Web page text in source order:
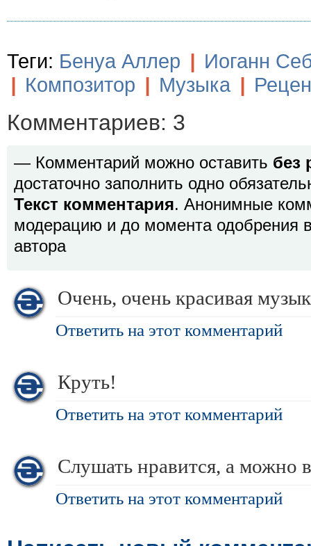
Теги: Бенуа Аллер | Иоганн
| Композитор | Музыка |
Комментариев: 3
— Комментарий можно оставить без
достаточно заполнить одно
Текст комментария. Анонимные
модерацию и до момента одобрения
автора
Очень, очень красивая
Ответить на этот комментарий
Круть!
Ответить на этот комментарий
Слушать нравится, а можно
Ответить на этот комментарий